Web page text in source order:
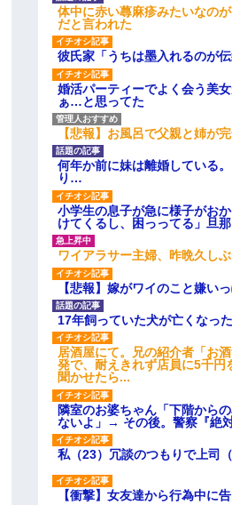
限速度で走った結果
←あまり悲しませないでく
体中に赤い蕁麻疹みたいなの
だと言われた
彼氏家「うちは墨入れるのが
婚活パーティーでよく会う美
ぁ…と思ってた
【悲報】お風呂で父親と姉が
何年か前に妹は離婚している
り…
小学生の息子が急に様子がお
けてくるし、困っってる」旦
ワイアラサー主婦、昨晩久し
【悲報】嫁がワイのこと嫌い
17年飼っていた犬が亡くなっ
居酒屋にて。兄の紹介者「お
発で、耐えきれず店員に5千円
聞かせたら...
隣室のお婆ちゃん「下階から
ないよ」→ その後。警察『絶
私（23）冗談のつもりで上司
【衝撃】女友達から行為中に